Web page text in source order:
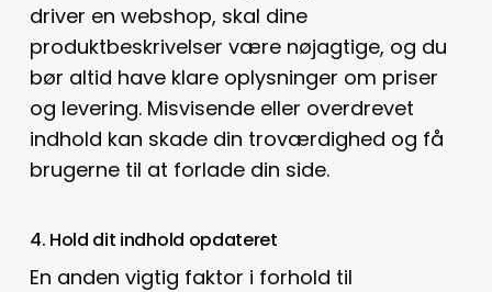
driver en webshop, skal dine
produktbeskrivelser være nøjagtige, og du
bør altid have klare oplysninger om priser
og levering. Misvisende eller overdrevet
indhold kan skade din troværdighed og få
brugerne til at forlade din side.
4. Hold dit indhold opdateret
En anden vigtig faktor i forhold til